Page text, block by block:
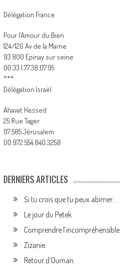
Délégation France
Pour l’Amour du Bien
124/126 Av de la Marne
93 800 Epinay sur seine
00.33.1.77.38.07.95
***
Délégation Israël
Ahavat Hessed
25 Rue Tager
97 585 Jérusalem
00.972.554.840.3258
DERNIERS ARTICLES
Si tu crois que tu peux abimer…
Le jour du Petek.
Comprendre l’incompréhensible.
Zizanie.
Retour d’Ouman.